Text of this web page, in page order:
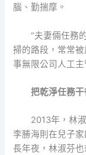
腦、勤揣摩。
“夫妻倆任務
掃的路段，常常被
事無限公司人工主
把乾淨任務
2013年，林
李勝海則在兒子
長年夜，林淑芬